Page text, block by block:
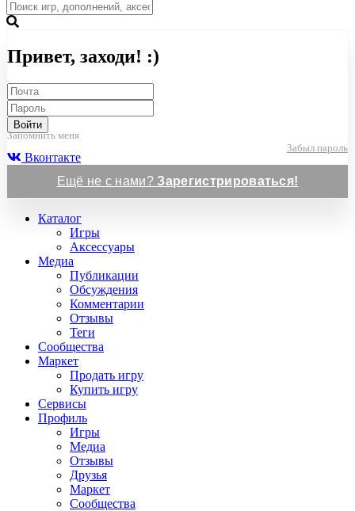
Привет, заходи! :)
Войти
Запомнить меня
Забыл пароль
Вконтакте
Ещё не с нами?Зарегистрироваться!
Каталог
Игры
Аксессуары
Медиа
Публикации
Обсуждения
Комментарии
Отзывы
Теги
Сообщества
Маркет
Продать игру
Купить игру
Сервисы
Профиль
Игры
Медиа
Отзывы
Друзья
Маркет
Сообщества